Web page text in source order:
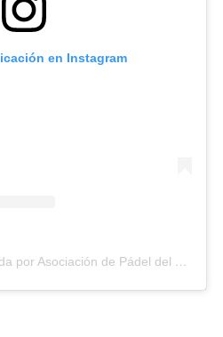
en Instagram
Una publicación compartida por Asociación de Pádel del Estado Carabobo (@asopadelcarabobo)